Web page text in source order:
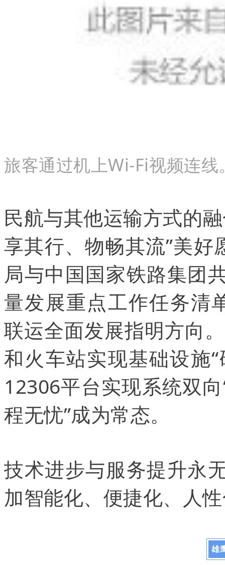
旅客通过机上Wi-Fi视频连线
民航与其他运输方式的
享其行、物畅其流”美
局与中国国家铁路集团
量发展重点工作任务清
联运全面发展指明方向
和火车站实现基础设施
12306平台实现系统双
程无忧”成为常态。
技术进步与服务提升永
加智能化、便捷化、人
雄